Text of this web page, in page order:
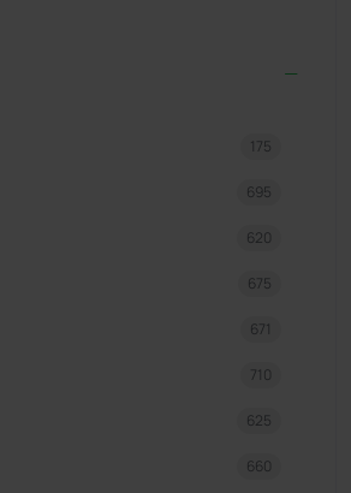
175
695
620
675
671
710
625
660